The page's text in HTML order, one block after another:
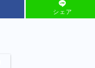
シェア